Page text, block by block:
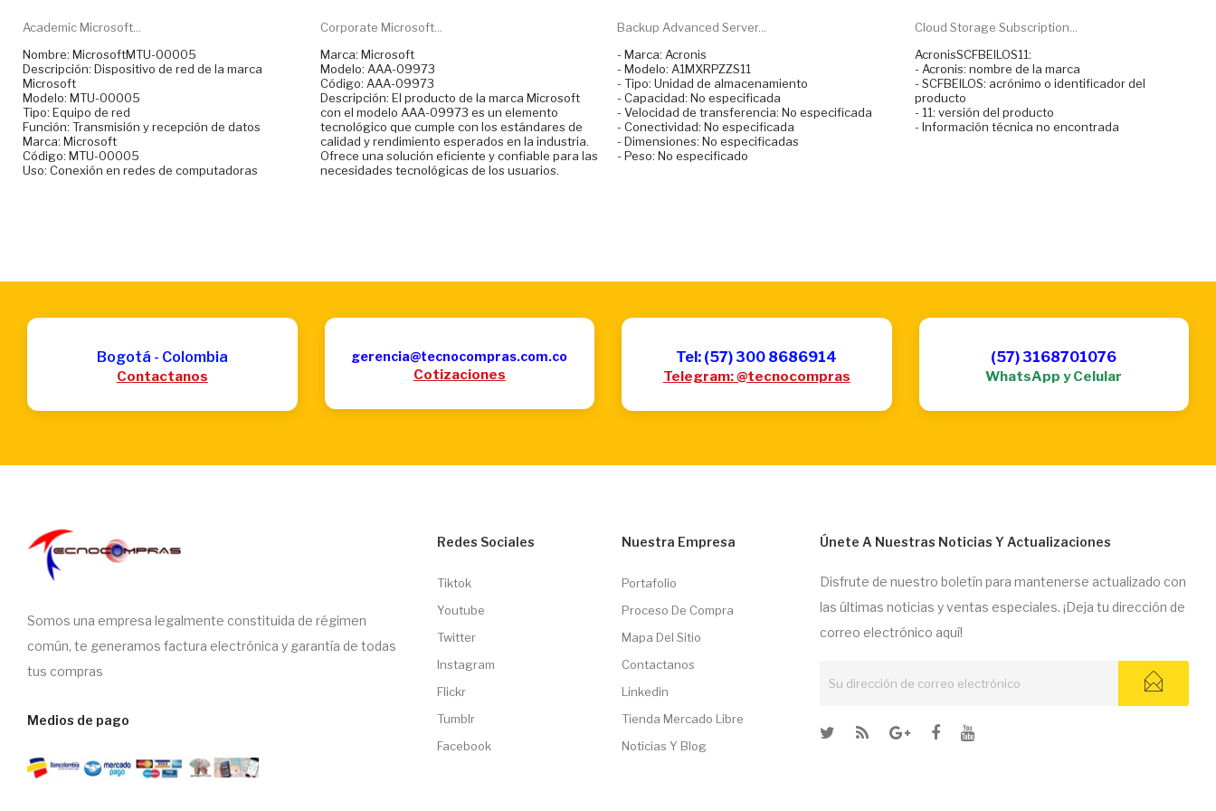
Academic Microsoft...
Nombre: MicrosoftMTU-00005
Descripción: Dispositivo de red de la marca
Microsoft
Modelo: MTU-00005
Tipo: Equipo de red
Función: Transmisión y recepción de datos
Marca: Microsoft
Código: MTU-00005
Uso: Conexión en redes de computadoras
Corporate Microsoft...
Marca: Microsoft
Modelo: AAA-09973
Código: AAA-09973
Descripción: El producto de la marca Microsoft
con el modelo AAA-09973 es un elemento
tecnológico que cumple con los estándares de
calidad y rendimiento esperados en la industria.
Ofrece una solución eficiente y confiable para las
necesidades tecnológicas de los usuarios.
Backup Advanced Server...
- Marca: Acronis
- Modelo: A1MXRPZZS11
- Tipo: Unidad de almacenamiento
- Capacidad: No especificada
- Velocidad de transferencia: No especificada
- Conectividad: No especificada
- Dimensiones: No especificadas
- Peso: No especificado
Cloud Storage Subscription...
AcronisSCFBEILOS11:
- Acronis: nombre de la marca
- SCFBEILOS: acrónimo o identificador del
producto
- 11: versión del producto
- Información técnica no encontrada
Bogotá - Colombia
Contactanos
gerencia@tecnocompras.com.co
Cotizaciones
Tel: (57) 300 8686914
Telegram: @tecnocompras
(57) 3168701076
WhatsApp y Celular
Somos una empresa legalmente constituida de régimen
común, te generamos factura electrónica y garantía de todas
tus compras
Medios de pago
Redes Sociales
Tiktok
Youtube
Twitter
Instagram
Flickr
Tumblr
Facebook
Nuestra Empresa
Portafolio
Proceso De Compra
Mapa Del Sitio
Contactanos
Linkedin
Tienda Mercado Libre
Noticias Y Blog
Únete A Nuestras Noticias Y Actualizaciones
Disfrute de nuestro boletín para mantenerse actualizado con
las últimas noticias y ventas especiales. ¡Deja tu dirección de
correo electrónico aquí!